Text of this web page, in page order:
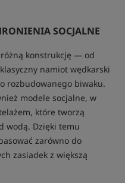
SOCJALNE
konstrukcję — od
namiot wędkarski
rozbudowanego biwaku.
modele socjalne, w
które tworzą
wodą. Dzięki temu
zarówno do
zasiadek z większą